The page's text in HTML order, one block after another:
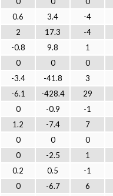
0.6 3.4
-4
2 17.3
-4
-0.8 9.8
1
0 0
0
-3.4 -41.8
3
-6.1 -428.4
29
0 -0.9
-1
1.2 -7.4
7
0 0
0
0 -2.5
1
0.2 0.5
-1
0 -6.7
6